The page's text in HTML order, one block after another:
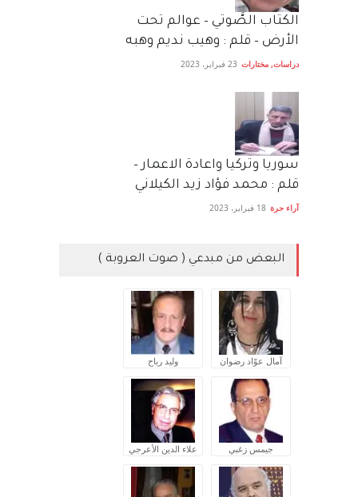
الكتاب الصَّوتي – عوالم تحت
الأرض – قلم : وهيب نديم وهبه
دراسات, مختارات 23 فبراير، 2023
سوريا وتركيا واعادة الاعمار –
قلم : محمد فؤاد زيد الكيلاني
آراء حرة 18 فبراير، 2023
البعض من مبدعي ( صوت العروبة )
آمال عوّاد رضوان وليد رباح
جيمس زغبي علاء الدين الأعرجي